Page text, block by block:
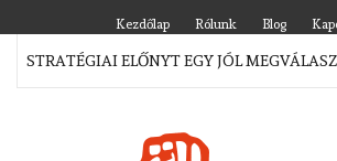
to
content
Kezdőlap Rólunk Blog
ELŐNYT EGY JÓL